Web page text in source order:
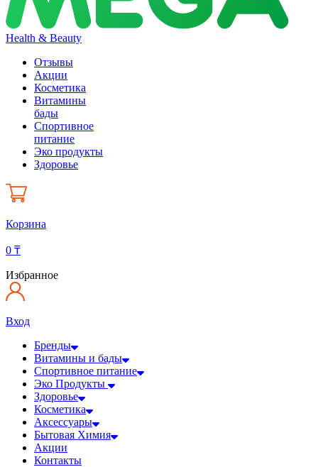
Health & Beauty
Отзывы
Акции
Косметика
Витамины
бады
Спортивное
питание
Эко продукты
Здоровье
Корзина
0 ₸
Избранное
Вход
Бренды
Витамины и бады
Спортивное питание
Эко Продукты
Здоровье
Косметика
Аксессуары
Бытовая Химия
Акции
Контакты